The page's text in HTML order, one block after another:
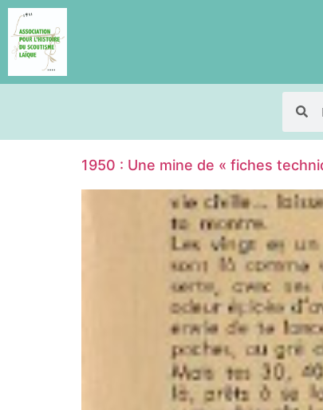
1950 : Une mine de « fiches